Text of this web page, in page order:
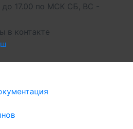
17.00 по МСК СБ, ВС -